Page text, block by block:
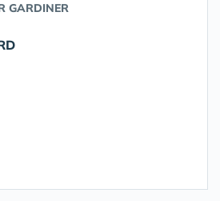
GARDINER